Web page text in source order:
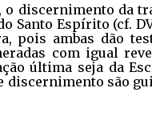
o discernimento da
Santo Espírito (cf.
pois ambas dão
com igual
última seja da
discernimento são